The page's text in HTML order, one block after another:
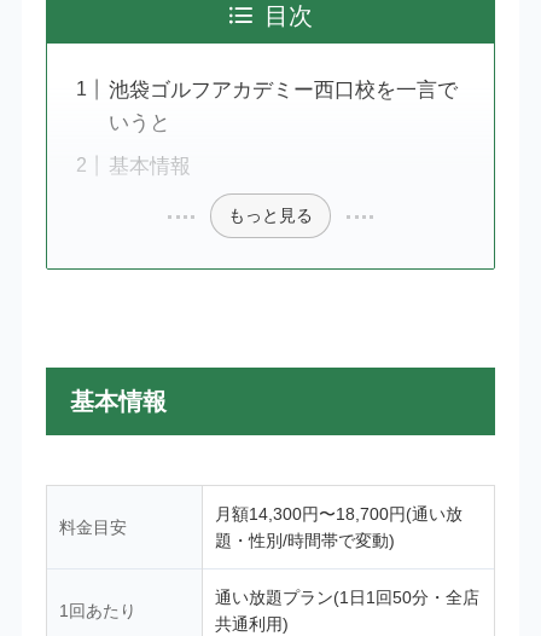
目次
池袋ゴルフアカデミー西口校を一言で
いうと
基本情報
もっと見る
基本情報
料金目安
月額14,300円〜18,700円(通い放
題・性別/時間帯で変動)
1回あたり
通い放題プラン(1日1回50分・全店
共通利用)